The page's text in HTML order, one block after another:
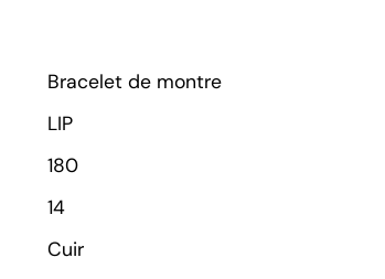
Bracelet de montre
LIP
180
14
Cuir